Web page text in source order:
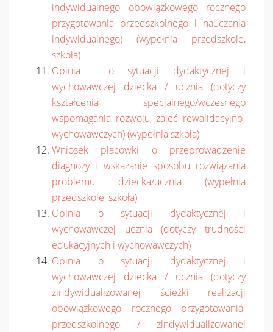
indywidualnego obowiązkowego rocznego
przygotowania przedszkolnego i nauczania
indywidualnego) (wypełnia przedszkole,
szkoła)
Opinia o sytuacji dydaktycznej i
wychowawczej dziecka / ucznia (dotyczy
kształcenia specjalnego/wczesnego
wspomagania rozwoju, zajęć rewalidacyjno-
wychowawczych) (wypełnia szkoła)
Wniosek placówki o przeprowadzenie
diagnozy i wskazanie sposobu rozwiązania
problemu dziecka/ucznia (wypełnia
przedszkole, szkoła)
Opinia o sytuacji dydaktycznej i
wychowawczej ucznia (dotyczy trudności
edukacyjnych i wychowawczych)
Opinia o sytuacji dydaktycznej i
wychowawczej dziecka / ucznia (dotyczy
zindywidualizowanej ścieżki realizacji
obowiązkowego rocznego przygotowania
przedszkolnego / zindywidualizowanej